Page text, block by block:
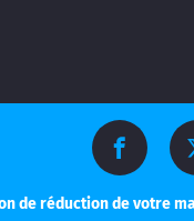
de réduction de votre